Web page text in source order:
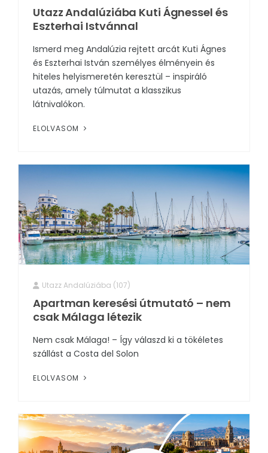
Utazz Andalúziába Kuti Ágnessel és
Eszterhai Istvánnal
Ismerd meg Andalúzia rejtett arcát Kuti Ágnes
és Eszterhai István személyes élményein és
hiteles helyismeretén keresztül – inspiráló
utazás, amely túlmutat a klasszikus
látnivalókon.
ELOLVASOM
Utazz Andalúziába (107)
Apartman keresési útmutató – nem
csak Málaga létezik
Nem csak Málaga! – Így válaszd ki a tökéletes
szállást a Costa del Solon
ELOLVASOM